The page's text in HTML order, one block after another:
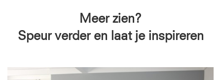
Meer zien?
Speur verder en laat je inspireren